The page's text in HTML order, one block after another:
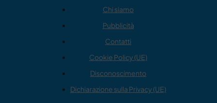
Chi siamo
Pubblicità
Contatti
Cookie Policy (UE)
Disconoscimento
Dichiarazione sulla Privacy (UE)